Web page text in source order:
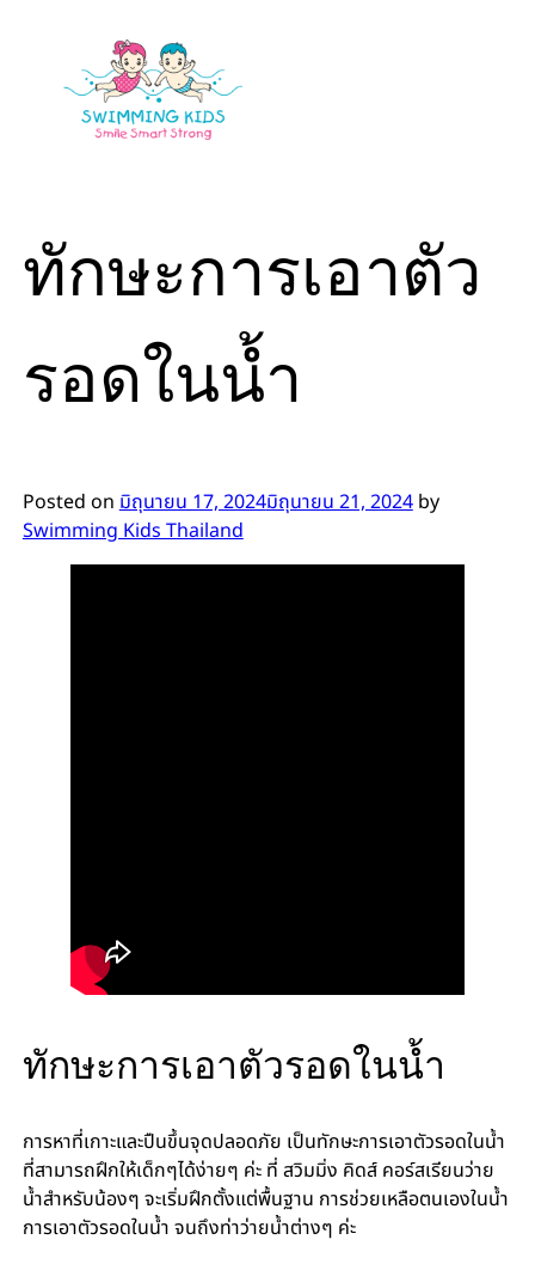
ทักษะการเอาตัว
รอดในน้ำ
Posted onมิถุนายน 17, 2024มิถุนายน 21, 2024by
Swimming Kids Thailand
ทักษะการเอาตัวรอดในน้ำ
การหาที่เกาะและปืนขึ้นจุดปลอดภัย เป็นทักษะการเอาตัวรอดในน้ำ
ที่สามารถฝึกให้เด็กๆได้ง่ายๆ ค่ะ ที่ สวิมมิ่ง คิดส์ คอร์สเรียนว่าย
น้ำสำหรับน้องๆ จะเริ่มฝึกตั้งแต่พื้นฐาน การช่วยเหลือตนเองในน้ำ
การเอาตัวรอดในน้ำ จนถึงท่าว่ายน้ำต่างๆ ค่ะ